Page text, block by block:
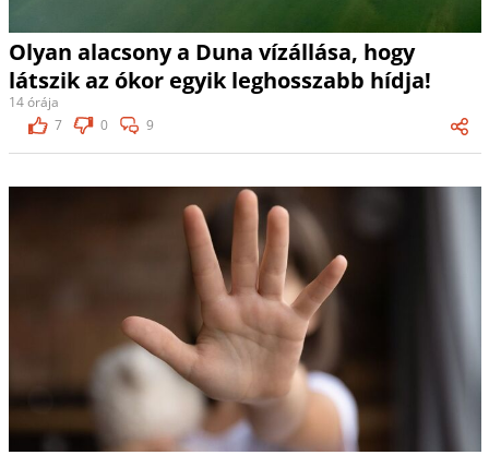
Olyan alacsony a Duna vízállása, hogy
látszik az ókor egyik leghosszabb hídja!
14 órája
7
0 9